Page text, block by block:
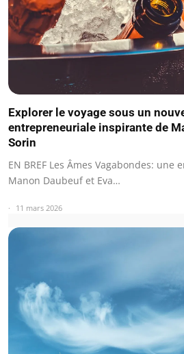
Explorer le voyage sous un
entrepreneuriale inspirante de
Sorin
EN BREF Les Âmes Vagabondes:
Manon Daubeuf et Eva…
11 mars 2026